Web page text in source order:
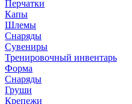
Перчатки
Капы
Шлемы
Снаряды
Сувениры
Тренировочный инвентарь
Форма
Снаряды
Груши
Крепежи